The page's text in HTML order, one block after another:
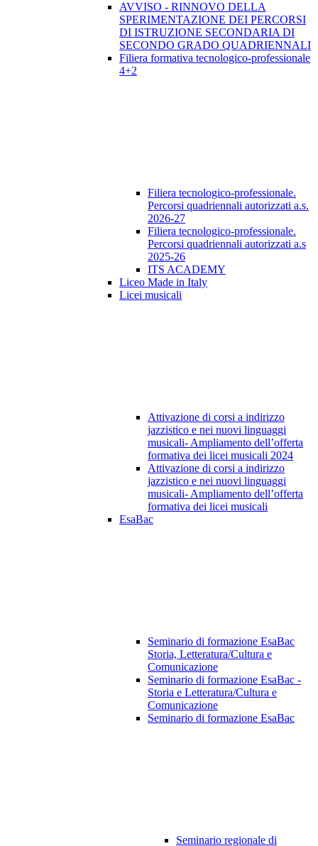
AVVISO - RINNOVO DELLA
SPERIMENTAZIONE DEI PERCORSI
DI ISTRUZIONE SECONDARIA DI
SECONDO GRADO QUADRIENNALI
Filiera formativa tecnologico-professionale
4+2
Filiera tecnologico-professionale.
Percorsi quadriennali autorizzati a.s.
2026-27
Filiera tecnologico-professionale.
Percorsi quadriennali autorizzati a.s
2025-26
ITS ACADEMY
Liceo Made in Italy
Licei musicali
Attivazione di corsi a indirizzo
jazzistico e nei nuovi linguaggi
musicali- Ampliamento dell’offerta
formativa dei licei musicali 2024
Attivazione di corsi a indirizzo
jazzistico e nei nuovi linguaggi
musicali- Ampliamento dell’offerta
formativa dei licei musicali
EsaBac
Seminario di formazione EsaBac
Storia, Letteratura/Cultura e
Comunicazione
Seminario di formazione EsaBac -
Storia e Letteratura/Cultura e
Comunicazione
Seminario di formazione EsaBac
Seminario regionale di